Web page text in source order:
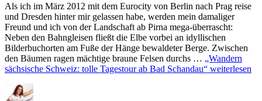
Als ich im März 2012 mit dem Eurocity von Berlin nach Prag reise
und Dresden hinter mir gelassen habe, werden mein damaliger
Freund und ich von der Landschaft ab Pirna mega-überrascht:
Neben den Bahngleisen fließt die Elbe vorbei an idyllischen
Bilderbuchorten am Fuße der Hänge bewaldeter Berge. Zwischen
den Bäumen ragen mächtige braune Felsen durchs … „Wandern
sächsische Schweiz: tolle Tagestour ab Bad Schandau“ weiterlesen